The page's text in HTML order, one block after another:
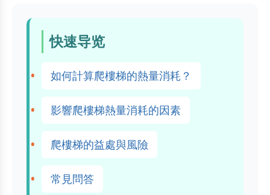
快速导览
如何計算爬樓梯的熱量消耗？
影響爬樓梯熱量消耗的因素
爬樓梯的益處與風險
常見問答